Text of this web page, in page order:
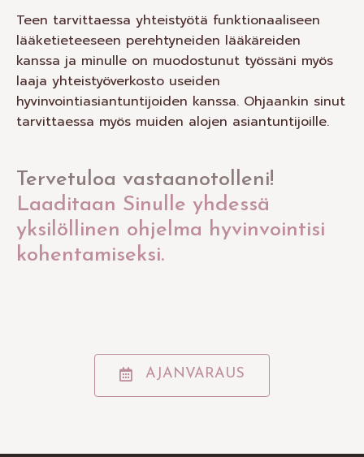
Teen tarvittaessa yhteistyötä funktionaaliseen
lääketieteeseen perehtyneiden lääkäreiden
kanssa ja minulle on muodostunut työssäni myös
laaja yhteistyöverkosto useiden
hyvinvointiasiantuntijoiden kanssa. Ohjaankin sinut
tarvittaessa myös muiden alojen asiantuntijoille.
Tervetuloa vastaanotolleni!
Laaditaan Sinulle yhdessä
yksilöllinen ohjelma hyvinvointisi
kohentamiseksi.
AJANVARAUS